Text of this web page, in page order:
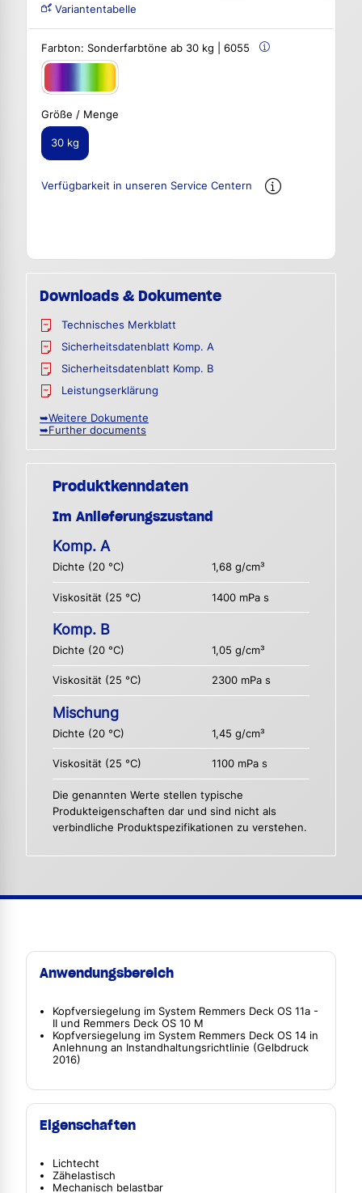
Variantentabelle
Farbton: Sonderfarbtöne ab 30 kg | 6055
Größe / Menge
30 kg
Verfügbarkeit in unseren Service Centern
Downloads & Dokumente
Technisches Merkblatt
Sicherheitsdatenblatt Komp. A
Sicherheitsdatenblatt Komp. B
Leistungserklärung
➥Weitere Dokumente
➥Further documents
Produktkenndaten
Im Anlieferungszustand
Komp. A
Dichte (20 °C) 1,68 g/cm³
Viskosität (25 °C) 1400 mPa s
Komp. B
Dichte (20 °C) 1,05 g/cm³
Viskosität (25 °C) 2300 mPa s
Mischung
Dichte (20 °C) 1,45 g/cm³
Viskosität (25 °C) 1100 mPa s
Die genannten Werte stellen typische
Produkteigenschaften dar und sind nicht als
verbindliche Produktspezifikationen zu verstehen.
Anwendungsbereich
Kopfversiegelung im System Remmers Deck OS 11a -
II und Remmers Deck OS 10 M
Kopfversiegelung im System Remmers Deck OS 14 in
Anlehnung an Instandhaltungsrichtlinie (Gelbdruck
2016)
Eigenschaften
Lichtecht
Zähelastisch
Mechanisch belastbar